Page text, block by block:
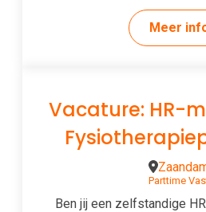
Meer
Vacature: HR-
Parttime
Ben jij een zelfstandige